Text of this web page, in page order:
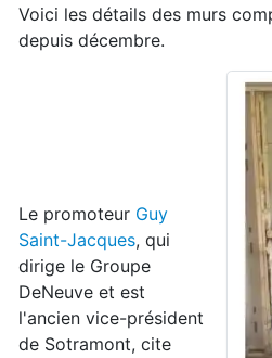
Voici les détails des murs
depuis décembre.
Le promoteur Guy
Saint-Jacques, qui
dirige le Groupe
DeNeuve et est
l'ancien vice-président
de Sotramont, cite